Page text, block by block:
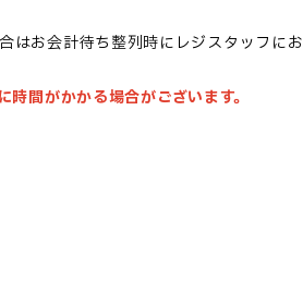
はお会計待ち整列時にレジスタッフにお
間がかかる場合がございます。